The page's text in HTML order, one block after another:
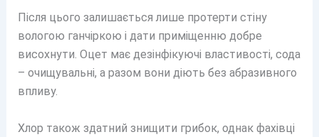
Після цього залишається лише протерти стіну
вологою ганчіркою і дати приміщенню добре
висохнути. Оцет має дезінфікуючі властивості, сода
– очищувальні, а разом вони діють без абразивного
впливу.
Хлор також здатний знищити грибок, однак фахівці